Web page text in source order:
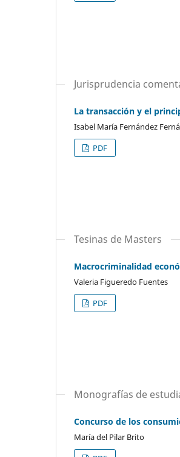
Jurisprudencia
La transacción y el
Isabel María Fernández
PDF
Tesinas de Masters
Macrocriminalidad
Valeria Figueredo Fuentes
PDF
Monografías de
Concurso de los
María del Pilar Brito